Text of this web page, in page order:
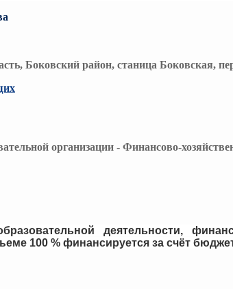
Боковский район, станица Боковская,
организации - Финансово-
деятельности,
100 % финансируется за счёт